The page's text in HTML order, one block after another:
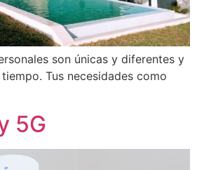
son únicas y diferentes y
Tus necesidades como
5G